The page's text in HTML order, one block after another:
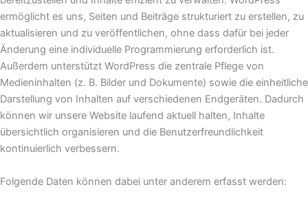
ermöglicht es uns, Seiten und Beiträge strukturiert zu erstellen, zu
aktualisieren und zu veröffentlichen, ohne dass dafür bei jeder
Änderung eine individuelle Programmierung erforderlich ist.
Außerdem unterstützt WordPress die zentrale Pflege von
Medieninhalten (z. B. Bilder und Dokumente) sowie die einheitliche
Darstellung von Inhalten auf verschiedenen Endgeräten. Dadurch
können wir unsere Website laufend aktuell halten, Inhalte
übersichtlich organisieren und die Benutzerfreundlichkeit
kontinuierlich verbessern.
Folgende Daten können dabei unter anderem erfasst werden: